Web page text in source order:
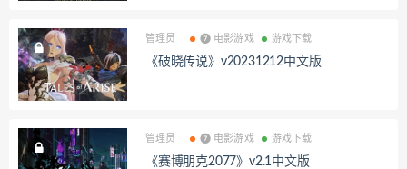
管理员 ❼ 电影游戏 游戏下载
《破晓传说》v20231212中文版
管理员 ❼ 电影游戏 游戏下载
《赛博朋克2077》v2.1中文版